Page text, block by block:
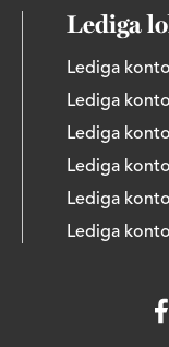
Lediga
Lediga
Lediga
Lediga
Lediga
Lediga
Lediga